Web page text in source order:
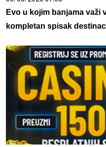
Evo u kojim banjama važi
kompletan spisak